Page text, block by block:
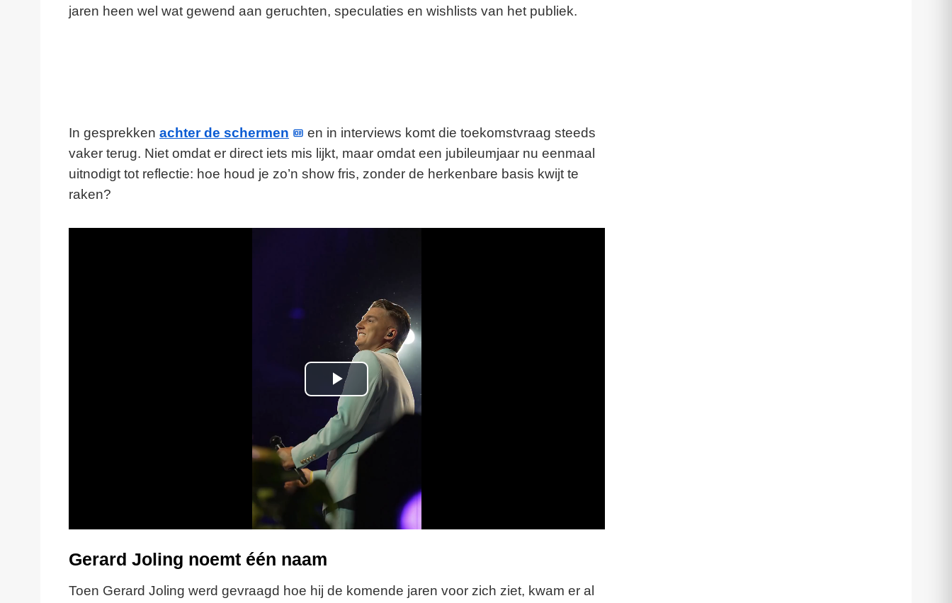
jaren heen wel wat gewend aan geruchten, speculaties en wishlists van het publiek.
In gesprekken achter de schermen
en in interviews komt die toekomstvraag steeds
vaker terug. Niet omdat er direct iets mis lijkt, maar omdat een jubileumjaar nu eenmaal
uitnodigt tot reflectie: hoe houd je zo’n show fris, zonder de herkenbare basis kwijt te
raken?
P
l
a
y
V
d
Gerard Joling noemt één naam
Toen Gerard Joling werd gevraagd hoe hij de komende jaren voor zich ziet, kwam er al